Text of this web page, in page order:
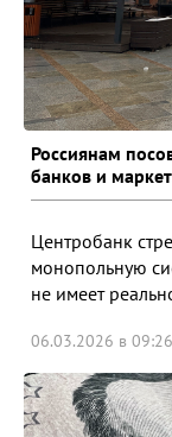
Россиянам
банков и
Центробанк
монопольную
не имеет
06.03.2026 в